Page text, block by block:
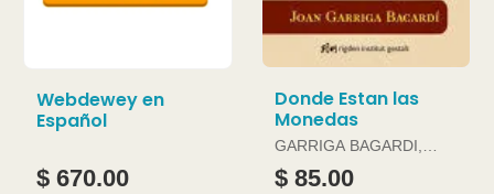
Webdewey en
Español
$ 670.00
Donde Estan las
Monedas
GARRIGA BAGARDI,
JOAN
$ 85.00